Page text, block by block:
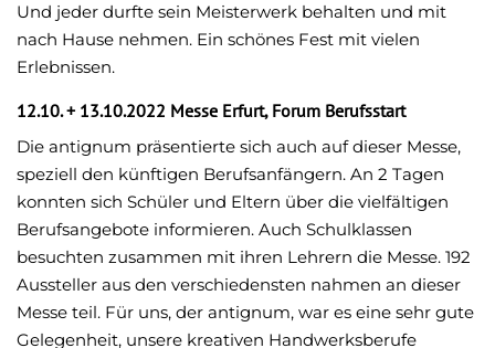
Und jeder durfte sein Meisterwerk behalten und mit
nach Hause nehmen. Ein schönes Fest mit vielen
Erlebnissen.
12.10. + 13.10.2022 Messe Erfurt, Forum Berufsstart
Die antignum präsentierte sich auch auf dieser Messe,
speziell den künftigen Berufsanfängern. An 2 Tagen
konnten sich Schüler und Eltern über die vielfältigen
Berufsangebote informieren. Auch Schulklassen
besuchten zusammen mit ihren Lehrern die Messe. 192
Aussteller aus den verschiedensten nahmen an dieser
Messe teil. Für uns, der antignum, war es eine sehr gute
Gelegenheit, unsere kreativen Handwerksberufe